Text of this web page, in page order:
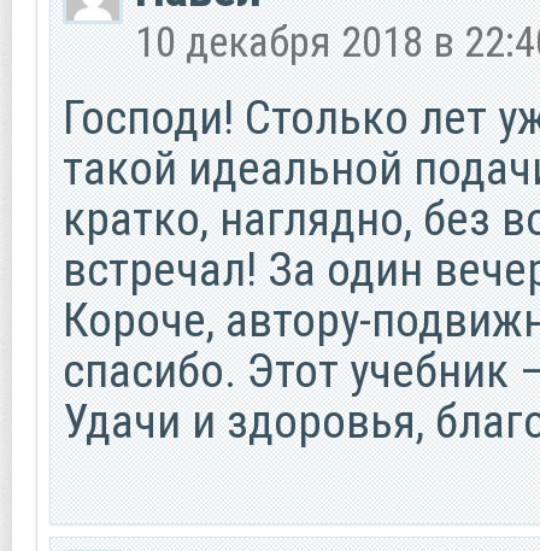
10 декабря 2018 в
Господи! Столько лет
такой идеальной
кратко, наглядно, без
встречал! За один
Короче, автору-
спасибо. Этот учебник
Удачи и здоровья,